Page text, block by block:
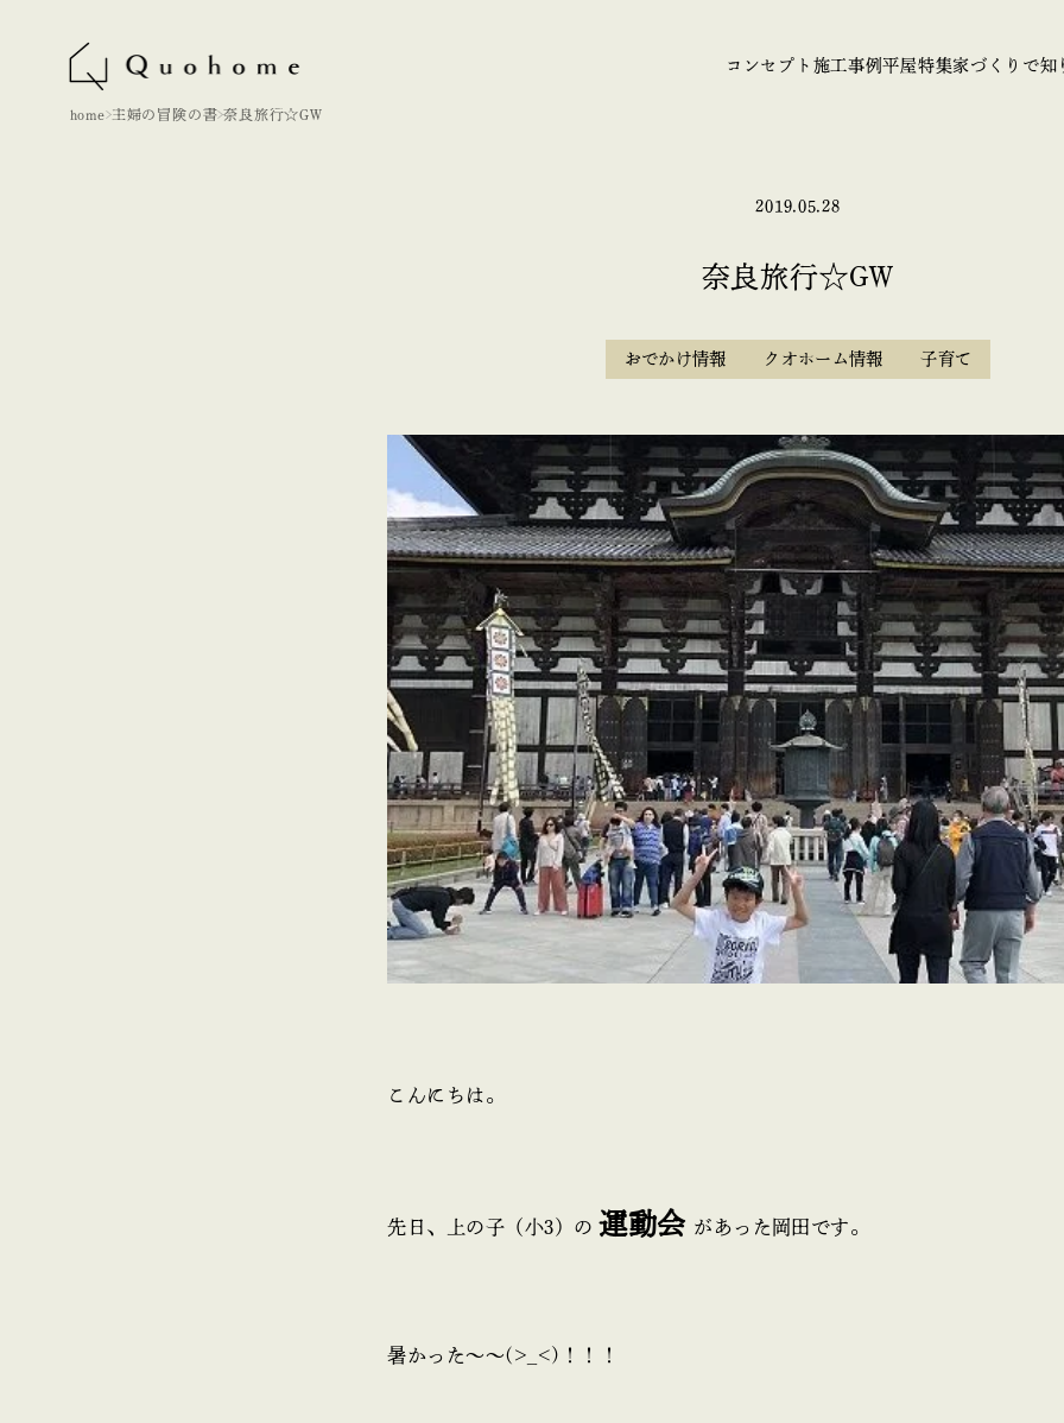
コンセプト 施工事例平屋特集家づくりで知
home 主婦の冒険の書 奈良旅行☆GW
2019.05.28
奈良旅行☆GW
おでかけ情報 クオホーム情報 子育て
こんにちは。
先日、上の子（小3）の運動会 があった岡田です。
暑かった～～(>_<)！！！